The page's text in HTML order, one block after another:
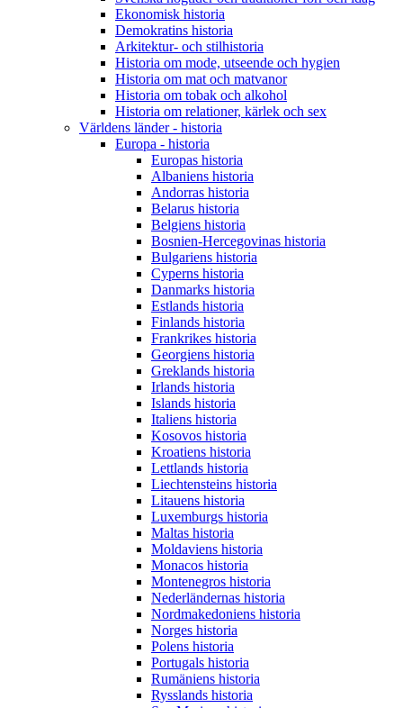
Ekonomisk historia
Demokratins historia
Arkitektur- och stilhistoria
Historia om mode, utseende och hygien
Historia om mat och matvanor
Historia om tobak och alkohol
Historia om relationer, kärlek och sex
Världens länder - historia
Europa - historia
Europas historia
Albaniens historia
Andorras historia
Belarus historia
Belgiens historia
Bosnien-Hercegovinas historia
Bulgariens historia
Cyperns historia
Danmarks historia
Estlands historia
Finlands historia
Frankrikes historia
Georgiens historia
Greklands historia
Irlands historia
Islands historia
Italiens historia
Kosovos historia
Kroatiens historia
Lettlands historia
Liechtensteins historia
Litauens historia
Luxemburgs historia
Maltas historia
Moldaviens historia
Monacos historia
Montenegros historia
Nederländernas historia
Nordmakedoniens historia
Norges historia
Polens historia
Portugals historia
Rumäniens historia
Rysslands historia